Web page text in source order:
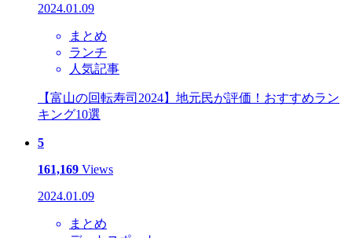
2024.01.09
まとめ
ランチ
人気記事
【富山の回転寿司2024】地元民が評価！おすすめラン
キング10選
5
161,169 Views
2024.01.09
まとめ